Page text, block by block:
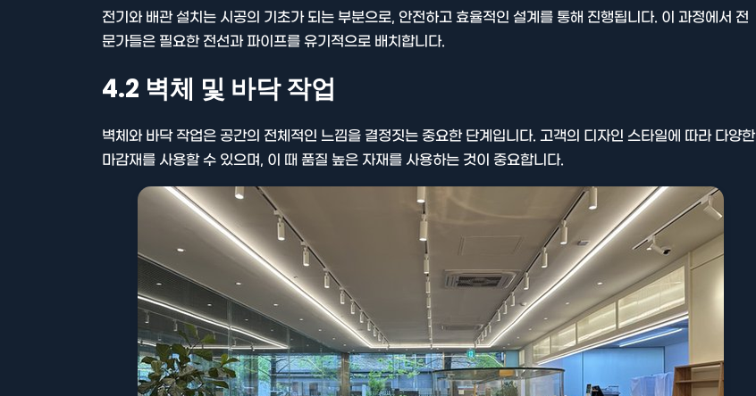
전기와 배관 설치는 시공의 기초가 되는 부분으로, 안전하고 효율적인 설계를 통해 진행됩니다. 이 과정에서 전
문가들은 필요한 전선과 파이프를 유기적으로 배치합니다.
4.2 벽체 및 바닥 작업
벽체와 바닥 작업은 공간의 전체적인 느낌을 결정짓는 중요한 단계입니다. 고객의 디자인 스타일에 따라 다양한
마감재를 사용할 수 있으며, 이 때 품질 높은 자재를 사용하는 것이 중요합니다.